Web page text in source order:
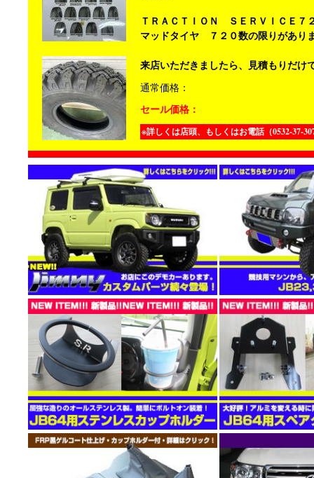
ＴＲＡＣＴＩＯＮ ＳＥＲＶＩＣＥ７
マッドタイヤ ７２０数の限りがあり
来店いただきましたら、見積もりだけ
通常価格：
セール価格：
※詳しくは店頭、もしくはお電話（0532-37-